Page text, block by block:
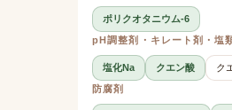
ポリクオタニウム-6
pH調整剤・キレート剤・塩
塩化Na クエン酸
ク
防腐剤